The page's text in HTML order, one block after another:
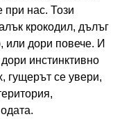
при нас. Този
крокодил, дълъг
или дори повече. И
инстинктивно
гущерът се увери,